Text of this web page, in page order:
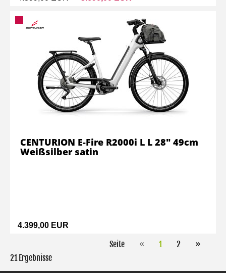
4.399,00 EUR
CENTURION E-Fire R2000i L L 28" 49cm
Weißsilber satin
Seite « 1 2
»
21 Ergebnisse